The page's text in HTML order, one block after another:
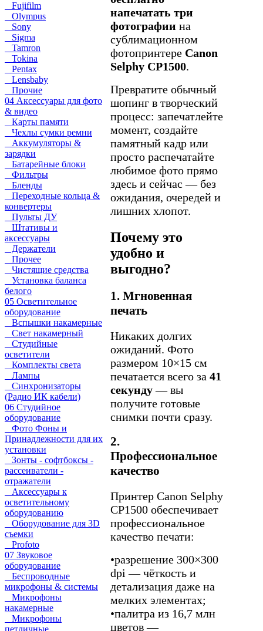
Fujifilm
Olympus
Sony
Sigma
Tamron
Tokina
Pentax
Lensbaby
Прочие
04 Аксессуары для фото
& видео
Карты памяти
Чехлы сумки ремни
Аккумуляторы &
зарядки
Батарейные блоки
Фильтры
Бленды
Переходные кольца &
конвертеры
Пульты ДУ
Штативы и
аксессуары
Держатели
Прочее
Чистящие средства
Установка баланса
белого
05 Осветительное
оборудование
Вспышки накамерные
Свет накамерный
Студийные
осветители
Комплекты света
Лампы
Синхронизаторы
(Радио ИК кабели)
06 Студийное
оборудование
Фото Фоны и
Принадлежности для их
установки
Зонты - софтбоксы -
рассеиватели -
отражатели
Аксессуары к
осветительному
оборудованию
Оборудование для 3D
съемки
Profoto
07 Звуковое
оборудование
Беспроводные
микрофоны & системы
Микрофоны
накамерные
Микрофоны
петличные
напечатать три
фотографии на
сублимационном
фотопринтере Canon
Selphy CP1500.
Превратите обычный
шопинг в творческий
процесс: запечатлейте
момент, создайте
памятный кадр или
просто распечатайте
любимое фото прямо
здесь и сейчас — без
ожидания, очередей и
лишних хлопот.
Почему это
удобно и
выгодно?
1. Мгновенная
печать
Никаких долгих
ожиданий. Фото
размером 10×15 см
печатается всего за 41
секунду— вы
получите готовые
снимки почти сразу.
2.
Профессиональное
качество
Принтер Canon Selphy
CP1500 обеспечивает
профессиональное
качество печати:
•разрешение 300×300
dpi — чёткость и
детализация даже на
мелких элементах;
•палитра из 16,7 млн
цветов —